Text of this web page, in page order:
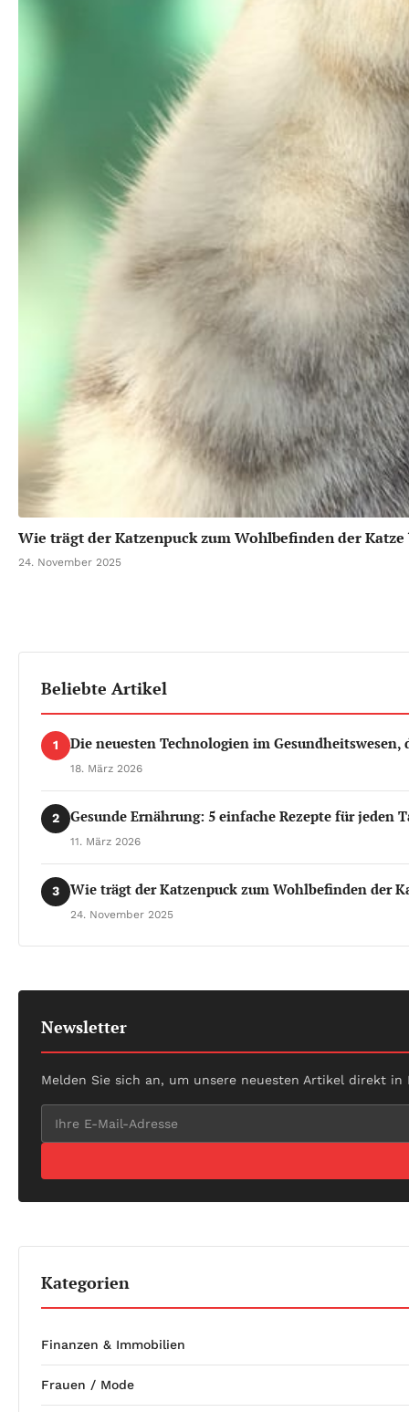
Wie trägt der Katzenpuck zum Wohlbefinden der Katze
24. November 2025
Beliebte Artikel
1 Die neuesten Technologien im Gesundheitswesen,
18. März 2026
2 Gesunde Ernährung: 5 einfache Rezepte für jeden
11. März 2026
3 Wie trägt der Katzenpuck zum Wohlbefinden der
24. November 2025
Newsletter
Melden Sie sich an, um unsere neuesten Artikel direkt
Kategorien
Finanzen & Immobilien
Frauen / Mode